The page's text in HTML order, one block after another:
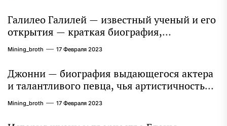
Галилео Галилей — известный ученый и его
открытия — краткая биография,
достижения и вклад в науку
Mining_broth 17 Февраля 2023
Джонни — биография выдающегося актера
и талантливого певца, чья артистичность
захватывает миллионы сердец
Mining_broth 17 Февраля 2023